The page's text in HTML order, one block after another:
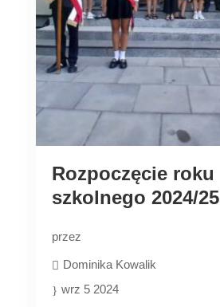
Rozpoczęcie roku
szkolnego 2024/25
przez
Dominika Kowalik
wrz 5 2024